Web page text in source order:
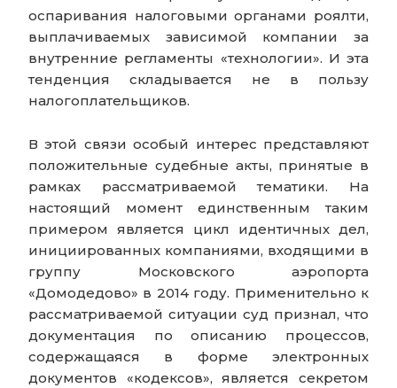
оспаривания налоговыми органами роялти,
выплачиваемых зависимой компании за
внутренние регламенты «технологии». И эта
тенденция складывается не в пользу
налогоплательщиков.
В этой связи особый интерес представляют
положительные судебные акты, принятые в
рамках рассматриваемой тематики. На
настоящий момент единственным таким
примером является цикл идентичных дел,
инициированных компаниями, входящими в
группу Московского аэропорта
«Домодедово» в 2014 году. Применительно к
рассматриваемой ситуации суд признал, что
документация по описанию процессов,
содержащаяся в форме электронных
документов «кодексов», является секретом